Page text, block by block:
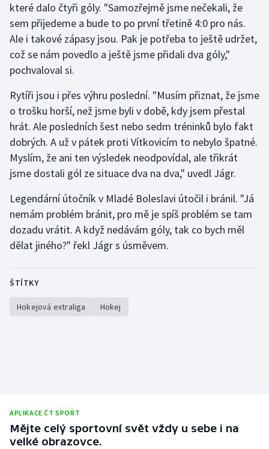
Olympijské hry
Parasport
Plážový volejbal
Ragby
Rychlobruslení
Rychlostní kanoistika
Short track
Sportovní střelba
Stolní tenis
Triatlon
Ostatní
které dalo čtyři góly. "Samozřejmě jsme nečekali, že
sem přijedeme a bude to po první třetině 4:0 pro nás.
Ale i takové zápasy jsou. Pak je potřeba to ještě udržet,
což se nám povedlo a ještě jsme přidali dva góly,"
pochvaloval si.
Rytíři jsou i přes výhru poslední. "Musím přiznat, že jsme
o trošku horší, než jsme byli v době, kdy jsem přestal
hrát. Ale posledních šest nebo sedm tréninků bylo fakt
dobrých. A už v pátek proti Vítkovicím to nebylo špatné.
Myslím, že ani ten výsledek neodpovídal, ale třikrát
jsme dostali gól ze situace dva na dva," uvedl Jágr.
Legendární útočník v Mladé Boleslavi útočil i bránil. "Já
nemám problém bránit, pro mě je spíš problém se tam
dozadu vrátit. A když nedávám góly, tak co bych měl
dělat jiného?" řekl Jágr s úsměvem.
ŠTÍTKY
Hokejová extraliga Hokej
APLIKACE ČT SPORT
Mějte celý sportovní svět vždy u sebe i na
velké obrazovce.